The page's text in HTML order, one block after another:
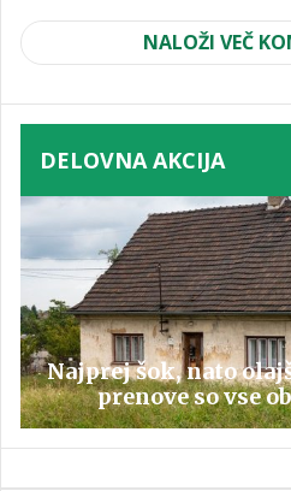
NALOŽI VEČ
DELOVNA AKCIJA
Najprej šok, nato
prenove so vse